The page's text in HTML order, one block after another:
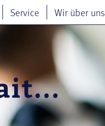
Service Wir über uns